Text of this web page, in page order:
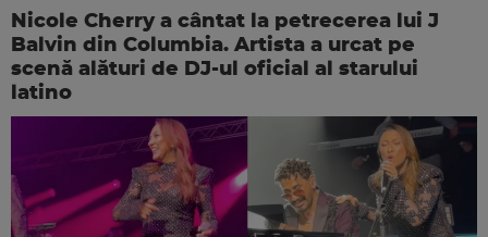
Nicole Cherry a cântat la petrecerea lui J
Balvin din Columbia. Artista a urcat pe
scenă alături de DJ-ul oficial al starului
latino